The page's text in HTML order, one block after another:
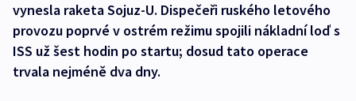
vynesla raketa Sojuz-U. Dispečeři ruského letového
provozu poprvé v ostrém režimu spojili nákladní loď s
ISS už šest hodin po startu; dosud tato operace
trvala nejméně dva dny.